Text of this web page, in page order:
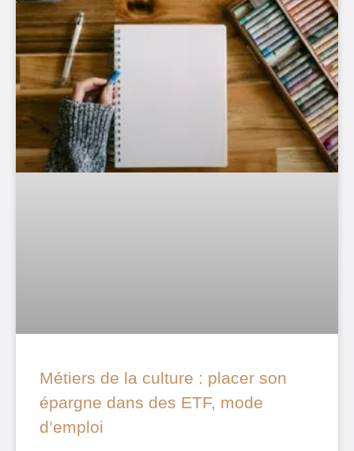
Métiers de la culture : placer son
épargne dans des ETF, mode
d’emploi